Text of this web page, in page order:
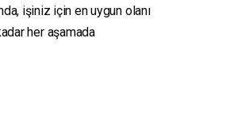
işiniz için en uygun olanı
her aşamada